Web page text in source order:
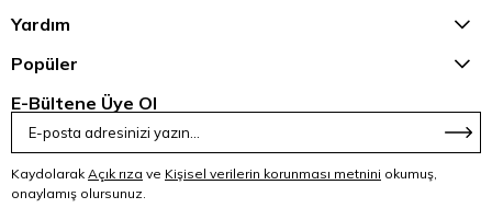
Yardım
Popüler
E-Bültene Üye Ol
Kaydolarak Açık rıza ve Kişisel verilerin korunması metnini okumuş,
onaylamış olursunuz.